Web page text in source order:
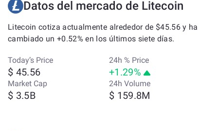
Datos del mercado de Litecoin
Litecoin cotiza actualmente alrededor de $45.56 y ha
cambiado un +0.52% en los últimos siete días.
Today’s Price
$ 45.56
24h % Price
+1.29%
Market Cap
$ 3.5B
24h Volume
$ 159.8M